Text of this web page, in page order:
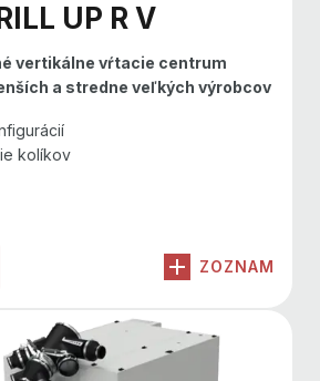
UP R V
vertikálne vŕtacie centrum
a stredne veľkých výrobcov
kolíkov
ZOZNAM